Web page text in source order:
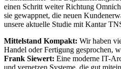
einen Schritt weiter Richtung
sie gewappnet, die neuen
unsere aktuelle Studie mit Kantar
Mittelstand Kompakt: Wir haben
Handel oder Fertigung gesprochen,
Frank Siewert: Eine moderne IT-